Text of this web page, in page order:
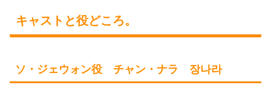
キャストと役どころ。
ソ・ジェウォン役 チャン・ナラ 장나라